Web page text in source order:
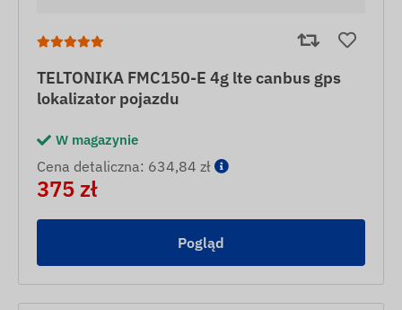
TELTONIKA FMC150-E 4g lte canbus gps
lokalizator pojazdu
W magazynie
Cena detaliczna: 634,84 zł
375 zł
Pogląd